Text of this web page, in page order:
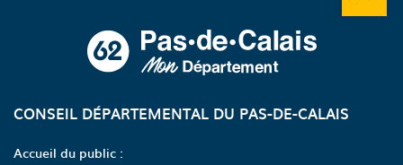
CONSEIL DÉPARTEMENTAL DU PAS-DE-CALAIS
Accueil du public :